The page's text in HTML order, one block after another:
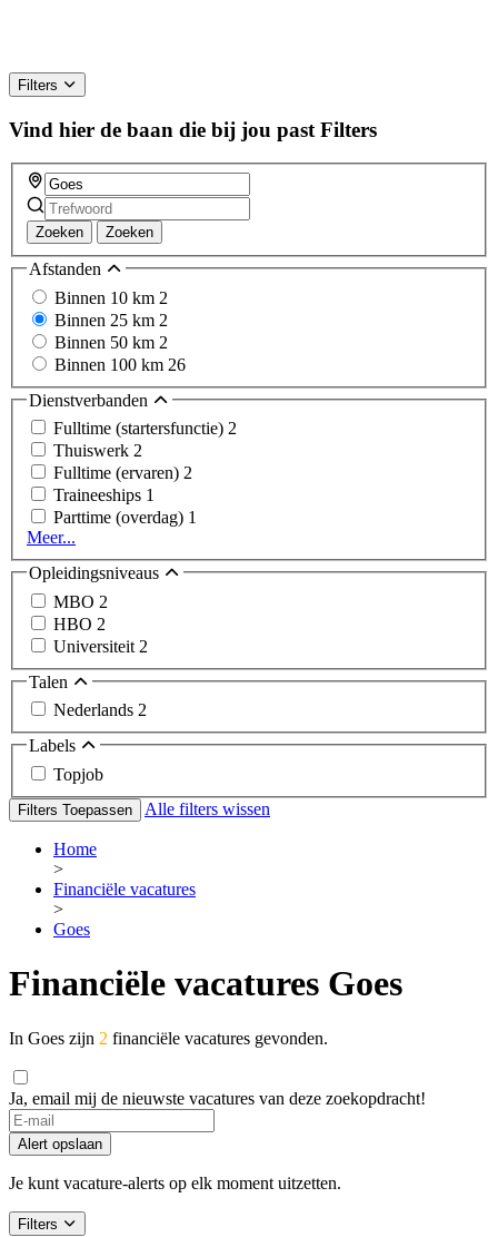
Filters
Vind hier de baan die bij jou past Filters
Zoeken Zoeken
Afstanden
Binnen 10 km 2
Binnen 25 km 2
Binnen 50 km 2
Binnen 100 km 26
Dienstverbanden
Fulltime (startersfunctie) 2
Thuiswerk 2
Fulltime (ervaren) 2
Traineeships 1
Parttime (overdag) 1
Meer...
Opleidingsniveaus
MBO 2
HBO 2
Universiteit 2
Talen
Nederlands 2
Labels
Topjob
Filters Toepassen Alle filters wissen
Home
>
Financiële vacatures
>
Goes
Financiële vacatures Goes
In Goes zijn 2 financiële vacatures gevonden.
Ja, email mij de nieuwste vacatures van deze zoekopdracht!
Alert opslaan
Je kunt vacature-alerts op elk moment uitzetten.
Filters